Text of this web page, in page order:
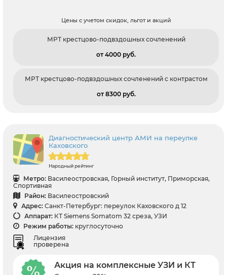
Цены с учетом скидок, льгот и акций
МРТ крестцово-подвздошных сочленений
от 4000 pуб.
МРТ крестцово-подвздошных сочленений с контрастом
от 8300 pуб.
Диагностический центр АМИ на переулке
Каховского
Народный рейтинг
Метро: Василеостровская, Горный институт, Приморская,
Спортивная
Район: Василеостровский
Адрес: Санкт-Петербург: переулок Каховского д 12
Аппарат: КТ Siemens Somatom 32 среза, УЗИ
Режим работы: круглосуточно
Лицензия
проверена
Акция на комплексные УЗИ и КТ